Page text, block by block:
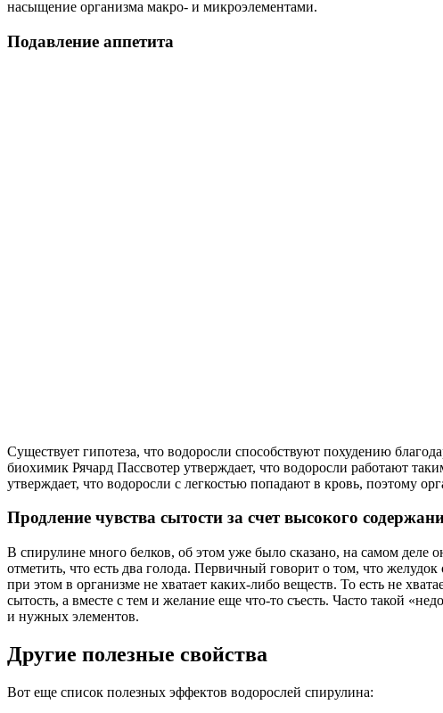
насыщение организма макро- и микроэлементами.
Подавление аппетита
Существует гипотеза, что водоросли способствуют похудению
биохимик Рячард Пассвотер утверждает, что водоросли работают
утверждает, что водоросли с легкостью попадают в кровь, поэтому
Продление чувства сытости за счет высокого
В спирулине много белков, об этом уже было сказано, на самом деле
отметить, что есть два голода. Первичный говорит о том, что
при этом в организме не хватает каких-либо веществ. То есть не
сытость, а вместе с тем и желание еще что-то съесть. Часто такой
и нужных элементов.
Другие полезные свойства
Вот еще список полезных эффектов водорослей спирулина: